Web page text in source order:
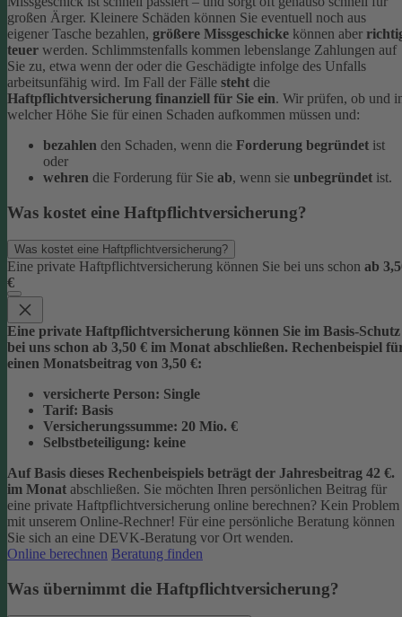
großen Ärger. Kleinere Schäden können Sie eventuell noch aus
eigener Tasche bezahlen, größere Missgeschicke können aber
teuer werden. Schlimmstenfalls kommen lebenslange Zahlungen auf
Sie zu, etwa wenn der oder die Geschädigte infolge des Unfalls
arbeitsunfähig wird. Im Fall der Fälle steht die
Haftpflichtversicherung finanziell für Sie ein. Wir prüfen, ob und
welcher Höhe Sie für einen Schaden aufkommen müssen und:
bezahlen den Schaden, wenn die Forderung begründet ist
oder
wehren die Forderung für Sie ab, wenn sie unbegründet ist.
Was kostet eine Haftpflichtversicherung?
Was kostet eine Haftpflichtversicherung?
Eine private Haftpflichtversicherung können Sie bei uns schon ab
€
Eine private Haftpflichtversicherung können Sie im Basis-Schutz
bei uns schon ab 3,50 € im Monat abschließen. Rechenbeispiel
einen Monatsbeitrag von 3,50 €:
versicherte Person: Single
Tarif: Basis
Versicherungssumme: 20 Mio. €
Selbstbeteiligung: keine
Auf Basis dieses Rechenbeispiels beträgt der Jahresbeitrag 42 €.
im Monat abschließen. Sie möchten Ihren persönlichen Beitrag für
eine private Haftpflichtversicherung online berechnen? Kein Problem
mit unserem Online-Rechner! Für eine persönliche Beratung können
Sie sich an eine DEVK-Beratung vor Ort wenden.
Online berechnen Beratung finden
Was übernimmt die Haftpflichtversicherung?